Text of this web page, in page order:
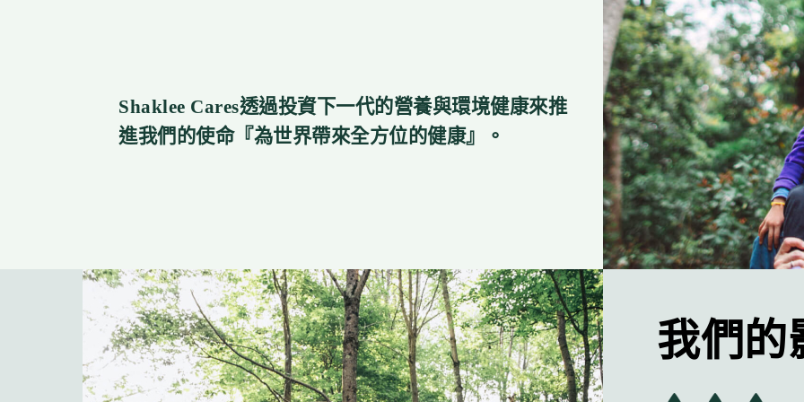
Shaklee Cares透過投資下一代的營養與環境健康來推
進我們的使命『為世界帶來全方位的健康』。
我們的